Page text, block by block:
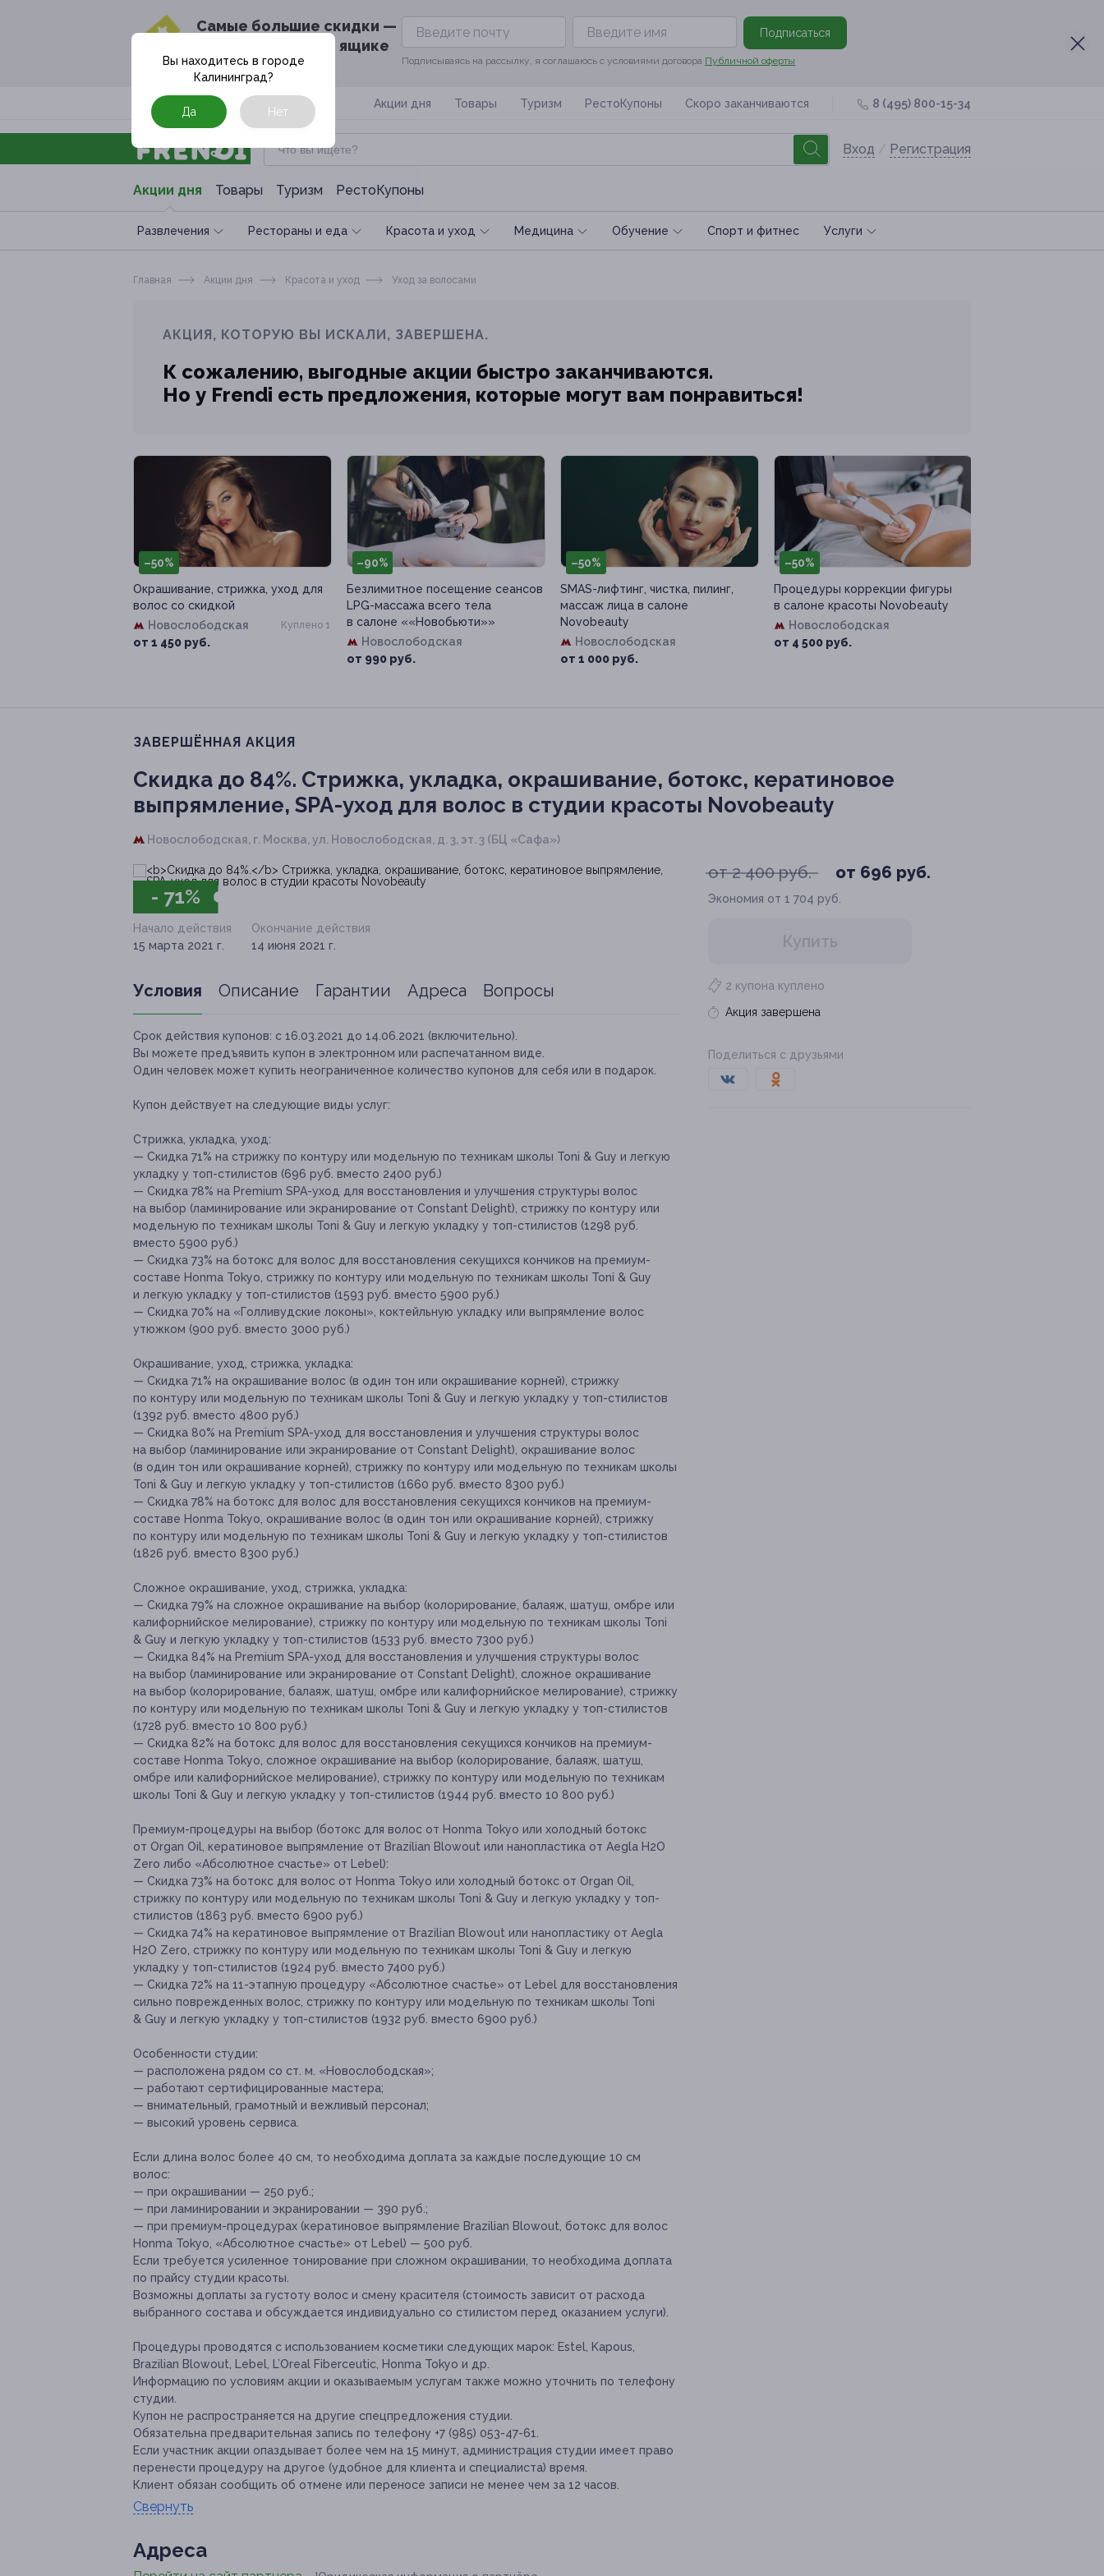
Cамые большие скидки —
в твоём почтовом ящике
Подписаться
Подписываясь на рассылку, я соглашаюсь с условиями договора Публичной оферты
Москва Акции дня Товары Туризм РестоКупоны Скоро заканчиваются 8 (495) 800-15-34
Вход / Регистрация
Акции дня Товары Туризм РестоКупоны
Развлечения Рестораны и еда Красота и уход Медицина Обучение Спoрт и фитнес Услуги
Вы находитесь в городе
Калининград?
Да Нет
Главная Акции дня Красота и уход Уход за волосами
АКЦИЯ, КОТОРУЮ ВЫ ИСКАЛИ, ЗАВЕРШЕНА.
К сожалению, выгодные акции быстро заканчиваются.
Но у Frendi есть предложения, которые могут вам понравиться!
–50%
Окрашивание, стрижка, уход для
волос со скидкой
Новослободская
от 1 450 руб.
Куплено 1
–90%
Безлимитное посещение сеансов
LPG-массажа всего тела
в салоне ««Новобьюти»»
Новослободская
от 990 руб.
–50%
SMAS-лифтинг, чистка, пилинг,
массаж лица в салоне
Novobeauty
Новослободская
от 1 000 руб.
–50%
Процедуры коррекции фигуры
в салоне красоты Novobeauty
Новослободская
от 4 500 руб.
ЗАВЕРШЁННАЯ АКЦИЯ
Скидка до 84%. Стрижка, укладка, окрашивание, ботокс, кератиновое
выпрямление, SPA-уход для волос в студии красоты Novobeauty
Новослободская, г. Москва, ул. Новослободская, д. 3, эт. 3 (БЦ «Сафа»)
- 71%
от 2 400 руб. от 696 руб.
Экономия от 1 704 руб.
Купить
2 купона куплено
Акция завершена
Поделиться с друзьями
Начало действия
15 марта 2021 г.
Окончание действия
14 июня 2021 г.
Условия Описание Гарантии Адреса Вопросы
Срок действия купонов: с 16.03.2021 до 14.06.2021 (включительно).
Вы можете предъявить купон в электронном или распечатанном виде.
Один человек может купить неограниченное количество купонов для себя или в подарок.
Купон действует на следующие виды услуг:
Стрижка, укладка, уход:
— Скидка 71% на стрижку по контуру или модельную по техникам школы Toni & Guy и легкую
укладку у топ-стилистов (696 руб. вместо 2400 руб.)
— Скидка 78% на Premium SPA-уход для восстановления и улучшения структуры волос
на выбор (ламинирование или экранирование от Constant Delight), стрижку по контуру или
модельную по техникам школы Toni & Guy и легкую укладку у топ-стилистов (1298 руб.
вместо 5900 руб.)
— Скидка 73% на ботокс для волос для восстановления секущихся кончиков на премиум-
составе Honma Tokyo, стрижку по контуру или модельную по техникам школы Toni & Guy
и легкую укладку у топ-стилистов (1593 руб. вместо 5900 руб.)
— Скидка 70% на «Голливудские локоны», коктейльную укладку или выпрямление волос
утюжком (900 руб. вместо 3000 руб.)
Окрашивание, уход, стрижка, укладка:
— Скидка 71% на окрашивание волос (в один тон или окрашивание корней), стрижку
по контуру или модельную по техникам школы Toni & Guy и легкую укладку у топ-стилистов
(1392 руб. вместо 4800 руб.)
— Скидка 80% на Premium SPA-уход для восстановления и улучшения структуры волос
на выбор (ламинирование или экранирование от Constant Delight), окрашивание волос
(в один тон или окрашивание корней), стрижку по контуру или модельную по техникам школы
Toni & Guy и легкую укладку у топ-стилистов (1660 руб. вместо 8300 руб.)
— Скидка 78% на ботокс для волос для восстановления секущихся кончиков на премиум-
составе Honma Tokyo, окрашивание волос (в один тон или окрашивание корней), стрижку
по контуру или модельную по техникам школы Toni & Guy и легкую укладку у топ-стилистов
(1826 руб. вместо 8300 руб.)
Сложное окрашивание, уход, стрижка, укладка:
— Скидка 79% на сложное окрашивание на выбор (колорирование, балаяж, шатуш, омбре или
калифорнийское мелирование), стрижку по контуру или модельную по техникам школы Toni
& Guy и легкую укладку у топ-стилистов (1533 руб. вместо 7300 руб.)
— Скидка 84% на Premium SPA-уход для восстановления и улучшения структуры волос
на выбор (ламинирование или экранирование от Constant Delight), сложное окрашивание
на выбор (колорирование, балаяж, шатуш, омбре или калифорнийское мелирование), стрижку
по контуру или модельную по техникам школы Toni & Guy и легкую укладку у топ-стилистов
(1728 руб. вместо 10 800 руб.)
— Скидка 82% на ботокс для волос для восстановления секущихся кончиков на премиум-
составе Honma Tokyo, сложное окрашивание на выбор (колорирование, балаяж, шатуш,
омбре или калифорнийское мелирование), стрижку по контуру или модельную по техникам
школы Toni & Guy и легкую укладку у топ-стилистов (1944 руб. вместо 10 800 руб.)
Премиум-процедуры на выбор (ботокс для волос от Honma Tokyo или холодный ботокс
от Оrgan Oil, кератиновое выпрямление от Brazilian Blowout или нанопластика от Aegla H2O
Zero либо «Абсолютное счастье» от Lebel):
— Скидка 73% на ботокс для волос от Honma Tokyo или холодный ботокс от Оrgan Oil,
стрижку по контуру или модельную по техникам школы Toni & Guy и легкую укладку у топ-
стилистов (1863 руб. вместо 6900 руб.)
— Скидка 74% на кератиновое выпрямление от Brazilian Blowout или нанопластику от Aegla
H2O Zero, стрижку по контуру или модельную по техникам школы Toni & Guy и легкую
укладку у топ-стилистов (1924 руб. вместо 7400 руб.)
— Скидка 72% на 11-этапную процедуру «Абсолютное счастье» от Lebel для восстановления
сильно поврежденных волос, стрижку по контуру или модельную по техникам школы Toni
& Guy и легкую укладку у топ-стилистов (1932 руб. вместо 6900 руб.)
Особенности студии:
— расположена рядом со ст. м. «Новослободская»;
— работают сертифицированные мастера;
— внимательный, грамотный и вежливый персонал;
— высокий уровень сервиса.
Если длина волос более 40 см, то необходима доплата за каждые последующие 10 см
волос:
— при окрашивании — 250 руб.;
— при ламинировании и экранировании — 390 руб.;
— при премиум-процедурах (кератиновое выпрямление Brazilian Blowout, ботокс для волос
Honma Tokyo, «Абсолютное счастье» от Lebel) — 500 руб.
Если требуется усиленное тонирование при сложном окрашивании, то необходима доплата
по прайсу студии красоты.
Возможны доплаты за густоту волос и смену красителя (стоимость зависит от расхода
выбранного состава и обсуждается индивидуально со стилистом перед оказанием услуги).
Процедуры проводятся с использованием косметики следующих марок: Estel, Kapous,
Brazilian Blowout, Lebel, L’Oreal Fiberceutic, Honma Tokyo и др.
Информацию по условиям акции и оказываемым услугам также можно уточнить по телефону
студии.
Купон не распространяется на другие спецпредложения студии.
Обязательна предварительная запись по телефону +7 (985) 053-47-61.
Если участник акции опаздывает более чем на 15 минут, администрация студии имеет право
перенести процедуру на другое (удобное для клиента и специалиста) время.
Клиент обязан сообщить об отмене или переносе записи не менее чем за 12 часов.
Свернуть
Адресa